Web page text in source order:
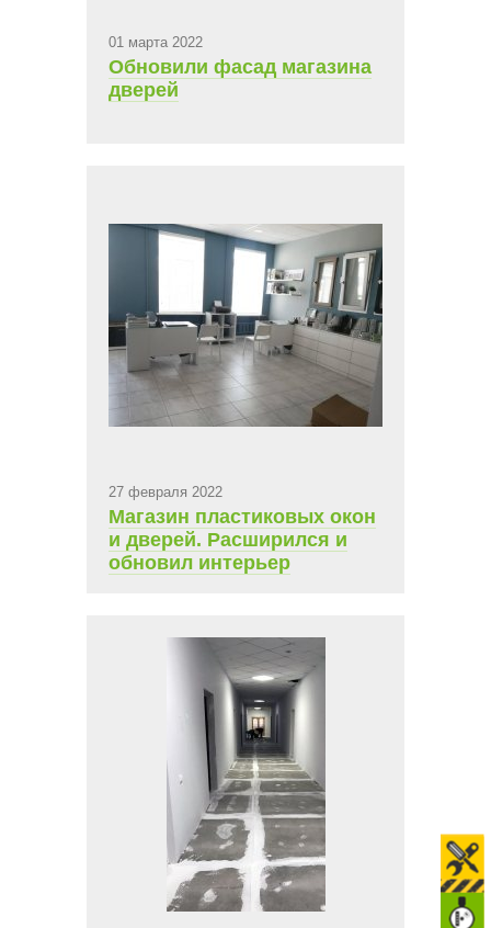
01 марта 2022
Обновили фасад магазина
дверей
27 февраля 2022
Магазин пластиковых окон
и дверей. Расширился и
обновил интерьер